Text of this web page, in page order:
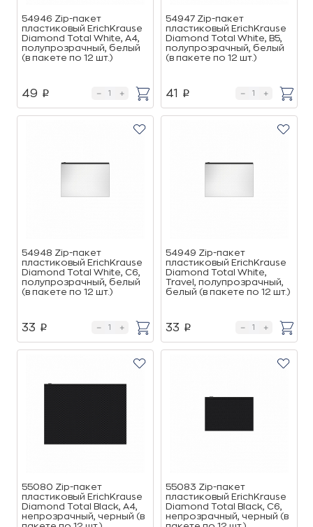
54946 Zip-пакет
пластиковый ErichKrause
Diamond Total White, A4,
полупрозрачный, белый
(в пакете по 12 шт.)
49 p
54947 Zip-пакет
пластиковый ErichKrause
Diamond Total White, B5,
полупрозрачный, белый
(в пакете по 12 шт.)
41 p
54948 Zip-пакет
пластиковый ErichKrause
Diamond Total White, C6,
полупрозрачный, белый
(в пакете по 12 шт.)
33 p
54949 Zip-пакет
пластиковый ErichKrause
Diamond Total White,
Travel, полупрозрачный,
белый (в пакете по 12 шт.)
33 p
55080 Zip-пакет
пластиковый ErichKrause
Diamond Total Black, A4,
непрозрачный, черный (в
55083 Zip-пакет
пластиковый ErichKrause
Diamond Total Black, C6,
непрозрачный, черный (в